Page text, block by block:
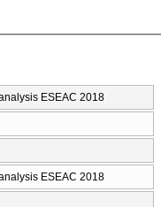
ESEAC 2018
ESEAC 2018